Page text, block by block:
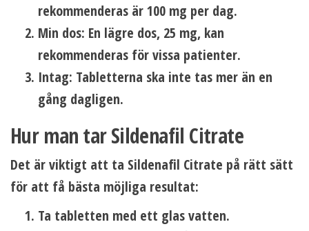
rekommenderas är 100 mg per dag.
Min dos: En lägre dos, 25 mg, kan
rekommenderas för vissa patienter.
Intag: Tabletterna ska inte tas mer än en
gång dagligen.
Hur man tar Sildenafil Citrate
Det är viktigt att ta Sildenafil Citrate på rätt sätt
för att få bästa möjliga resultat:
Ta tabletten med ett glas vatten.